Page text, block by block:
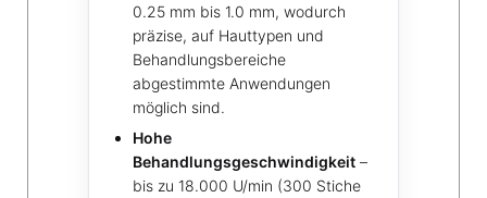
0.25 mm bis 1.0 mm, wodurch
präzise, auf Hauttypen und
Behandlungsbereiche
abgestimmte Anwendungen
möglich sind.
Hohe
Behandlungsgeschwindigkeit –
bis zu 18.000 U/min (300 Stiche